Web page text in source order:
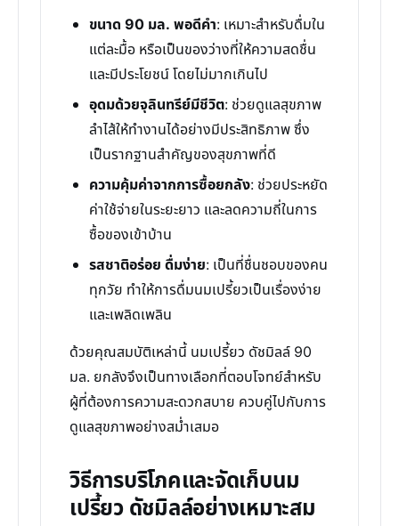
ขนาด 90 มล. พอดีคำ: เหมาะสำหรับดื่มใน
แต่ละมื้อ หรือเป็นของว่างที่ให้ความสดชื่น
และมีประโยชน์ โดยไม่มากเกินไป
อุดมด้วยจุลินทรีย์มีชีวิต: ช่วยดูแลสุขภาพ
ลำไส้ให้ทำงานได้อย่างมีประสิทธิภาพ ซึ่ง
เป็นรากฐานสำคัญของสุขภาพที่ดี
ความคุ้มค่าจากการซื้อยกลัง: ช่วยประหยัด
ค่าใช้จ่ายในระยะยาว และลดความถี่ในการ
ซื้อของเข้าบ้าน
รสชาติอร่อย ดื่มง่าย: เป็นที่ชื่นชอบของคน
ทุกวัย ทำให้การดื่มนมเปรี้ยวเป็นเรื่องง่าย
และเพลิดเพลิน
ด้วยคุณสมบัติเหล่านี้ นมเปรี้ยว ดัชมิลล์ 90
มล. ยกลังจึงเป็นทางเลือกที่ตอบโจทย์สำหรับ
ผู้ที่ต้องการความสะดวกสบาย ควบคู่ไปกับการ
ดูแลสุขภาพอย่างสม่ำเสมอ
วิธีการบริโภคและจัดเก็บนม
เปรี้ยว ดัชมิลล์อย่างเหมาะสม